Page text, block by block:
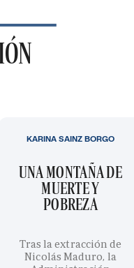
UNA MONTAÑA DE
MUERTE Y
POBREZA
Tras la extracción de
Nicolás Maduro, la
KARINA SAINZ BORGO